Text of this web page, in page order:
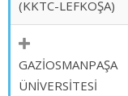
(KKTC-LEFKOŞA)
GAZİOSMANPAŞA
ÜNİVERSİTESİ